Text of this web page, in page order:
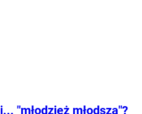
"młodzież młodsza"?